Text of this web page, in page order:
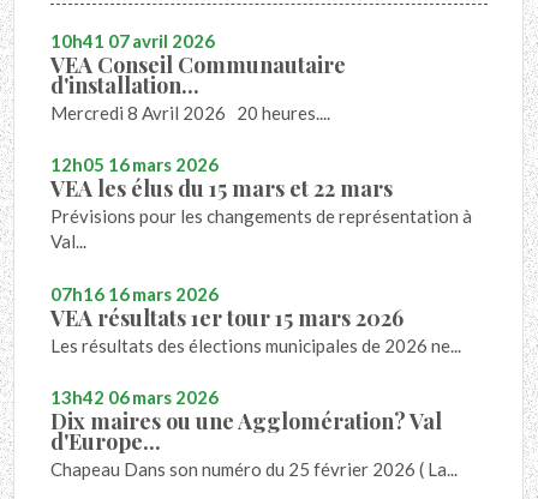
10h41 07avril 2026
VEA Conseil Communautaire
d'installation...
Mercredi 8 Avril 2026 20 heures....
12h05 16mars 2026
VEA les élus du 15 mars et 22 mars
Prévisions pour les changements de représentation à
Val...
07h16 16mars 2026
VEA résultats 1er tour 15 mars 2026
Les résultats des élections municipales de 2026 ne...
13h42 06mars 2026
Dix maires ou une Agglomération? Val
d'Europe...
Chapeau Dans son numéro du 25 février 2026 ( La...